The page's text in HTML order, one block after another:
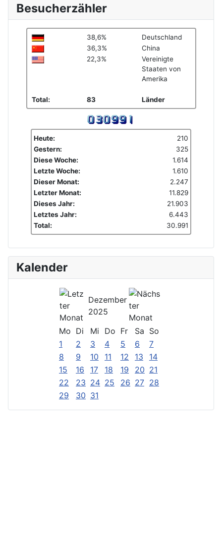
Besucherzähler
38,6%
Deutschland
36,3%
China
22,3%
Vereinigte
Staaten von
Amerika
Total: 83 Länder
Heute:
210
Gestern:
325
Diese Woche:
1.614
Letzte Woche:
1.610
Dieser Monat:
2.247
Letzter Monat:
11.829
Dieses Jahr:
21.903
Letztes Jahr:
6.443
Total:
30.991
Kalender
Dezember
2025
Mo Di Mi Do Fr Sa So
1
2 3 4 5 6
7
8
9 10 11 12 13
14
15
16 17 18 19 20 21
22
23 24 25 26 27 28
29
30 31